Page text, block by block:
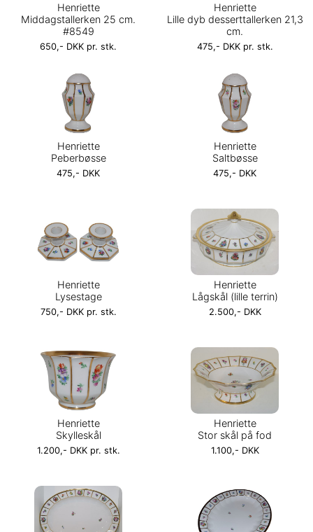
Henriette
Middagstallerken 25 cm.
#8549
650,- DKK pr. stk.
Henriette
Lille dyb desserttallerken 21,3
cm.
475,- DKK pr. stk.
Henriette
Peberbøsse
475,- DKK
Henriette
Saltbøsse
475,- DKK
Henriette
Lysestage
750,- DKK pr. stk.
Henriette
Lågskål (lille terrin)
2.500,- DKK
Henriette
Skylleskål
1.200,- DKK pr. stk.
Henriette
Stor skål på fod
1.100,- DKK